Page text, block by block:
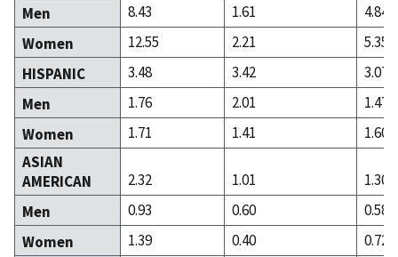
Men
8.43 1.61
4.84
Women
12.55 2.21
5.35
HISPANIC
3.48 3.42
3.07
Men
1.76 2.01
1.47
Women
1.71 1.41
1.60
ASIAN
AMERICAN
2.32 1.01
1.30
Men
0.93 0.60
0.58
Women
1.39 0.40
0.72